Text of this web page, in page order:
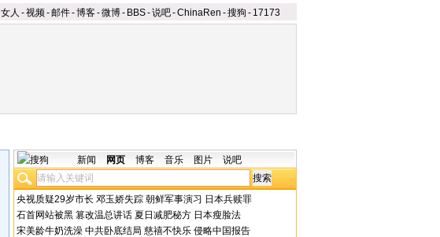
女人 -视频-邮件-博客-微博- BBS-说吧-ChinaRen -搜狗 - 17173
新闻 网页 博客 音乐 图片 说吧
央视质疑29岁市长 邓玉娇失踪 朝鲜军事演习 日本兵赎罪
石首网站被黑 篡改温总讲话 夏日减肥秘方 日本瘦脸法
宋美龄牛奶洗澡 中共卧底结局 慈禧不快乐 侵略中国报告